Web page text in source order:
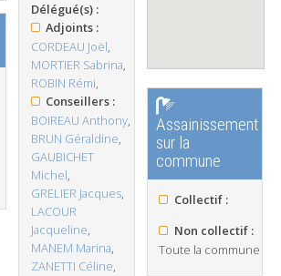
Délégué(s) :
Adjoints :
CORDEAU Joël,
MORTIER Sabrina,
ROBIN Rémi,
Conseillers :
BOIREAU Anthony,
BRUN Géraldine,
GAUBICHET
Michel,
GRELIER Jacques,
LACOUR
Jacqueline,
MANEM Marina,
ZANETTI Céline,
Assainissement
sur la
commune
Collectif :
Non collectif :
Toute la commune